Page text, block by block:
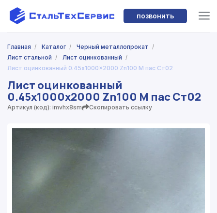
позвонить
Главная / Каталог / Черный металлопрокат /
Лист стальной / Лист оцинкованный /
Лист оцинкованный 0.45x1000x2000 Zn100 М пас Ст02
Лист оцинкованный
0.45x1000x2000 Zn100 М пас Ст02
Артикул (код): imvhx8sm Скопировать ссылку